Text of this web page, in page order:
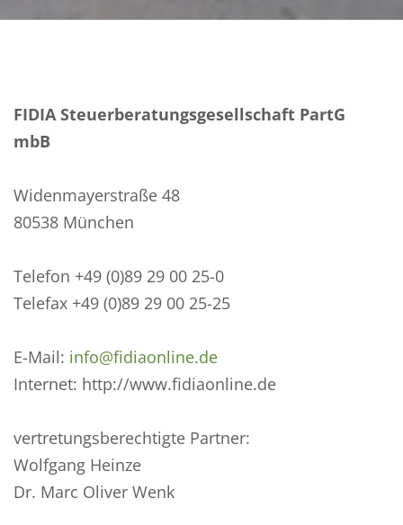
FIDIA Steuerberatungsgesellschaft PartG
mbB
Widenmayerstraße 48
80538 München
Telefon +49 (0)89 29 00 25-0
Telefax +49 (0)89 29 00 25-25
E-Mail: info@fidiaonline.de
Internet: http://www.fidiaonline.de
vertretungsberechtigte Partner:
Wolfgang Heinze
Dr. Marc Oliver Wenk